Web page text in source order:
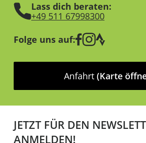
Lass dich beraten:
+49 511 67998300
Folge uns auf:
Anfahrt (Karte
JETZT FÜR DEN
ANMELDEN!